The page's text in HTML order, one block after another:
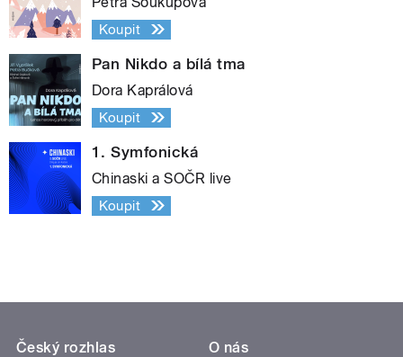
Koupit
Pan Nikdo a bílá tma
Dora Kaprálová
Koupit
1. Symfonická
Chinaski a SOČR live
Koupit
Český rozhlas
O nás